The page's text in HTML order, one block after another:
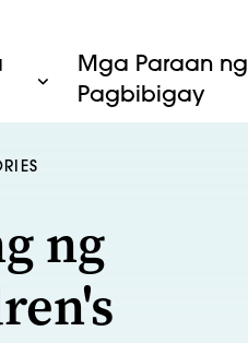
Mga Paraan ng
Pagbibigay
ng